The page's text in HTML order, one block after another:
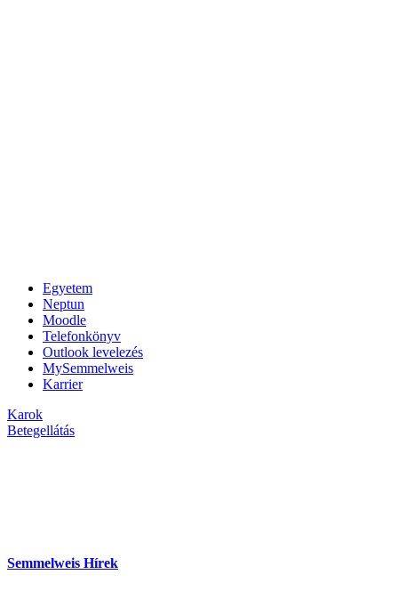
Egyetem
Neptun
Moodle
Telefonkönyv
Outlook levelezés
MySemmelweis
Karrier
Karok
Betegellátás
Semmelweis Hírek